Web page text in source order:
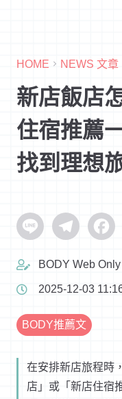
HOME NEWS 文章
新店飯店
住宿推薦
找到理想
Line Telegram
BODY Web Only
2025-12-03
BODY推薦文
在安排新店旅程時
店」或「新店住宿